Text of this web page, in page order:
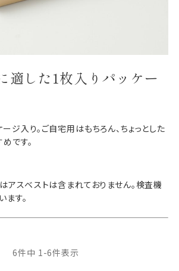
適した1枚入りパッケー
ジ入り。ご自宅用はもちろん、ちょっとした
です。
アスベストは含まれておりません。検査機
す。
6件中 1 -6件表示